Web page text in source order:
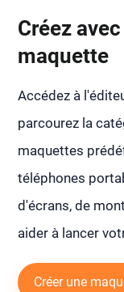
Créez
maquette
Accédez à
parcourez la
maquettes
téléphones
d'écrans, de
aider à lancer
Créer une